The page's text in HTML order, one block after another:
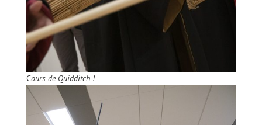
Cours de Quidditch !